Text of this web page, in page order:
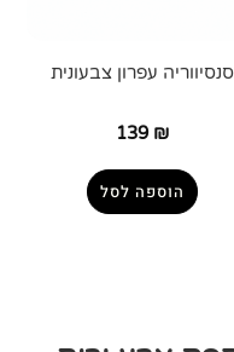
סנסיווריה עפרון צבעונית
139 ₪
הוספה לסל